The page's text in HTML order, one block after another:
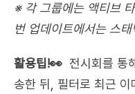
※ 각 그룹에는 액티브
번 업데이트에서는 스
활용팁!👀 전시회를 통
송한 뒤, 필터로 최근 이